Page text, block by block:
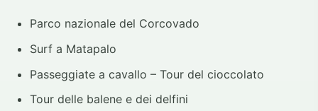
Parco nazionale del Corcovado
Surf a Matapalo
Passeggiate a cavallo – Tour del cioccolato
Tour delle balene e dei delfini